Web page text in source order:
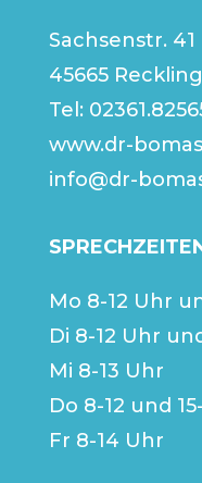
Sachsenstr. 41
45665
Tel:
www.dr-
info@dr-
Mo 8-12 Uhr
Di 8-12 Uhr
Mi 8-13 Uhr
Do 8-12 und
Fr 8-14 Uhr